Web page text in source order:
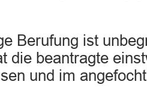
Berufung ist
die beantragte
und im